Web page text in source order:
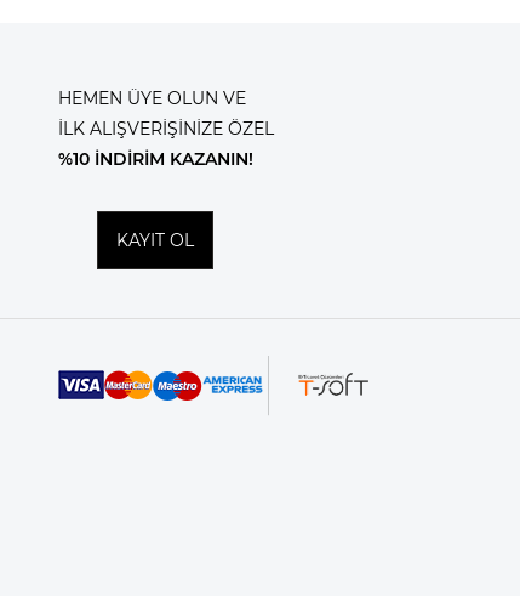
HEMEN ÜYE OLUN VE
İLK ALIŞVERİŞİNİZE ÖZEL
%10 İNDİRİM KAZANIN!
KAYIT OL